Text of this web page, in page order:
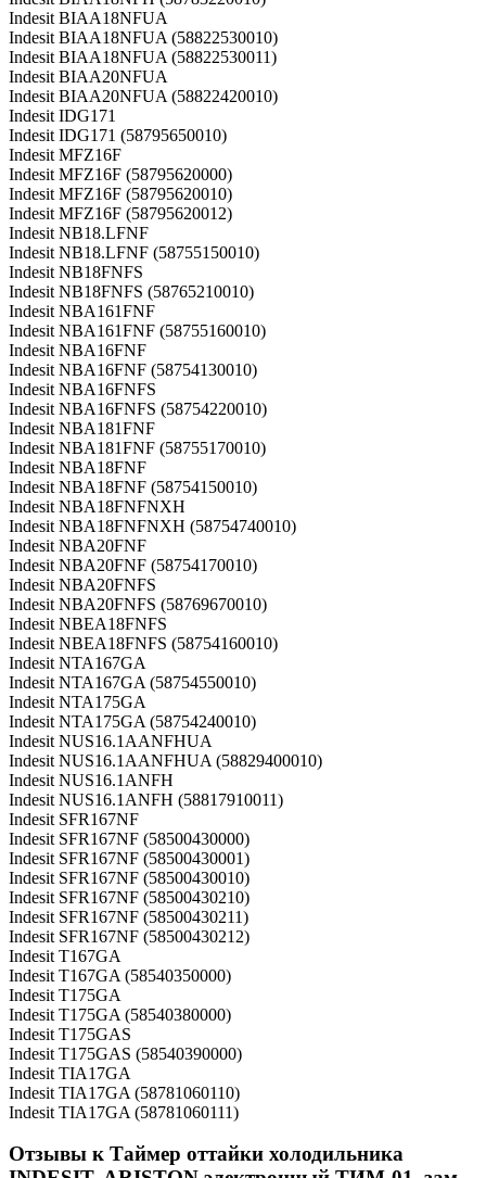
Indesit BIAA18NFUA
Indesit BIAA18NFUA (58822530010)
Indesit BIAA18NFUA (58822530011)
Indesit BIAA20NFUA
Indesit BIAA20NFUA (58822420010)
Indesit IDG171
Indesit IDG171 (58795650010)
Indesit MFZ16F
Indesit MFZ16F (58795620000)
Indesit MFZ16F (58795620010)
Indesit MFZ16F (58795620012)
Indesit NB18.LFNF
Indesit NB18.LFNF (58755150010)
Indesit NB18FNFS
Indesit NB18FNFS (58765210010)
Indesit NBA161FNF
Indesit NBA161FNF (58755160010)
Indesit NBA16FNF
Indesit NBA16FNF (58754130010)
Indesit NBA16FNFS
Indesit NBA16FNFS (58754220010)
Indesit NBA181FNF
Indesit NBA181FNF (58755170010)
Indesit NBA18FNF
Indesit NBA18FNF (58754150010)
Indesit NBA18FNFNXH
Indesit NBA18FNFNXH (58754740010)
Indesit NBA20FNF
Indesit NBA20FNF (58754170010)
Indesit NBA20FNFS
Indesit NBA20FNFS (58769670010)
Indesit NBEA18FNFS
Indesit NBEA18FNFS (58754160010)
Indesit NTA167GA
Indesit NTA167GA (58754550010)
Indesit NTA175GA
Indesit NTA175GA (58754240010)
Indesit NUS16.1AANFHUA
Indesit NUS16.1AANFHUA (58829400010)
Indesit NUS16.1ANFH
Indesit NUS16.1ANFH (58817910011)
Indesit SFR167NF
Indesit SFR167NF (58500430000)
Indesit SFR167NF (58500430001)
Indesit SFR167NF (58500430010)
Indesit SFR167NF (58500430210)
Indesit SFR167NF (58500430211)
Indesit SFR167NF (58500430212)
Indesit T167GA
Indesit T167GA (58540350000)
Indesit T175GA
Indesit T175GA (58540380000)
Indesit T175GAS
Indesit T175GAS (58540390000)
Indesit TIA17GA
Indesit TIA17GA (58781060110)
Indesit TIA17GA (58781060111)
Отзывы к Таймер оттайки холодильника